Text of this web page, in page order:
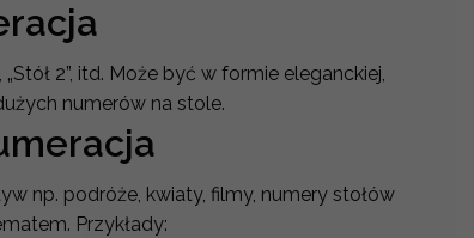
„Stół 2”, itd. Może być w formie eleganckiej,
numerów na stole.
np. podróże, kwiaty, filmy, numery stołów
Przykłady: